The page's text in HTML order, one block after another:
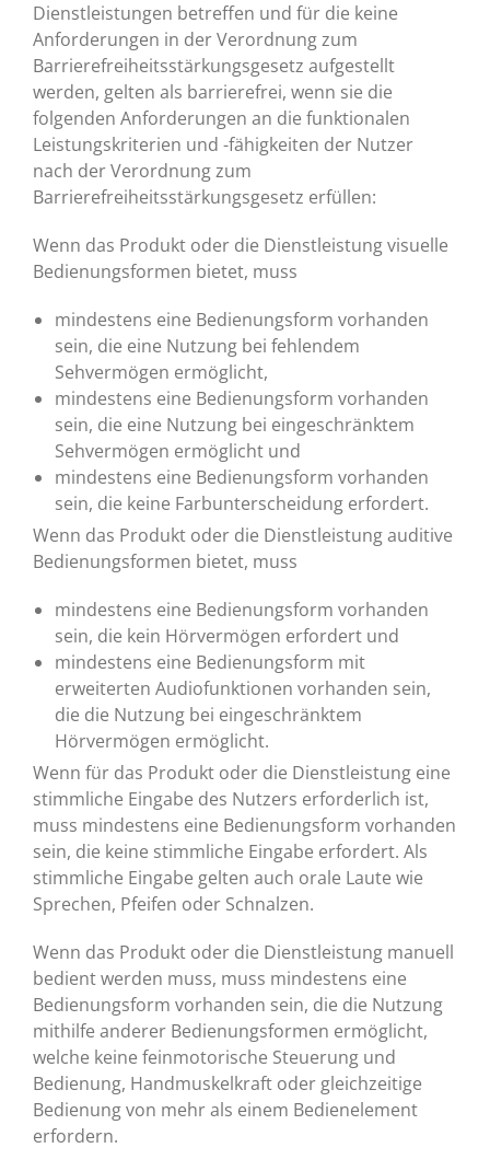
Dienstleistungen betreffen und für die keine
Anforderungen in der Verordnung zum
Barrierefreiheitsstärkungsgesetz aufgestellt
werden, gelten als barrierefrei, wenn sie die
folgenden Anforderungen an die funktionalen
Leistungskriterien und -fähigkeiten der Nutzer
nach der Verordnung zum
Barrierefreiheitsstärkungsgesetz erfüllen:
Wenn das Produkt oder die Dienstleistung visuelle
Bedienungsformen bietet, muss
mindestens eine Bedienungsform vorhanden
sein, die eine Nutzung bei fehlendem
Sehvermögen ermöglicht,
mindestens eine Bedienungsform vorhanden
sein, die eine Nutzung bei eingeschränktem
Sehvermögen ermöglicht und
mindestens eine Bedienungsform vorhanden
sein, die keine Farbunterscheidung erfordert.
Wenn das Produkt oder die Dienstleistung auditive
Bedienungsformen bietet, muss
mindestens eine Bedienungsform vorhanden
sein, die kein Hörvermögen erfordert und
mindestens eine Bedienungsform mit
erweiterten Audiofunktionen vorhanden sein,
die die Nutzung bei eingeschränktem
Hörvermögen ermöglicht.
Wenn für das Produkt oder die Dienstleistung eine
stimmliche Eingabe des Nutzers erforderlich ist,
muss mindestens eine Bedienungsform vorhanden
sein, die keine stimmliche Eingabe erfordert. Als
stimmliche Eingabe gelten auch orale Laute wie
Sprechen, Pfeifen oder Schnalzen.
Wenn das Produkt oder die Dienstleistung manuell
bedient werden muss, muss mindestens eine
Bedienungsform vorhanden sein, die die Nutzung
mithilfe anderer Bedienungsformen ermöglicht,
welche keine feinmotorische Steuerung und
Bedienung, Handmuskelkraft oder gleichzeitige
Bedienung von mehr als einem Bedienelement
erfordern.